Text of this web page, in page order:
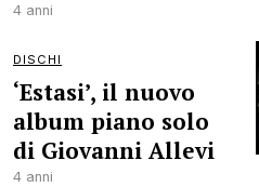
4 anni
DISCHI
‘Estasi’, il nuovo
album piano solo
di Giovanni Allevi
4 anni